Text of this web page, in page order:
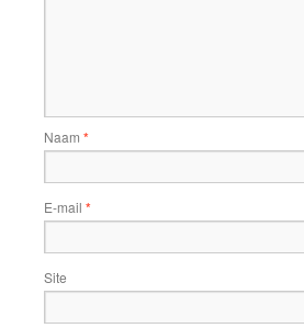
Naam *
E-mail *
Site